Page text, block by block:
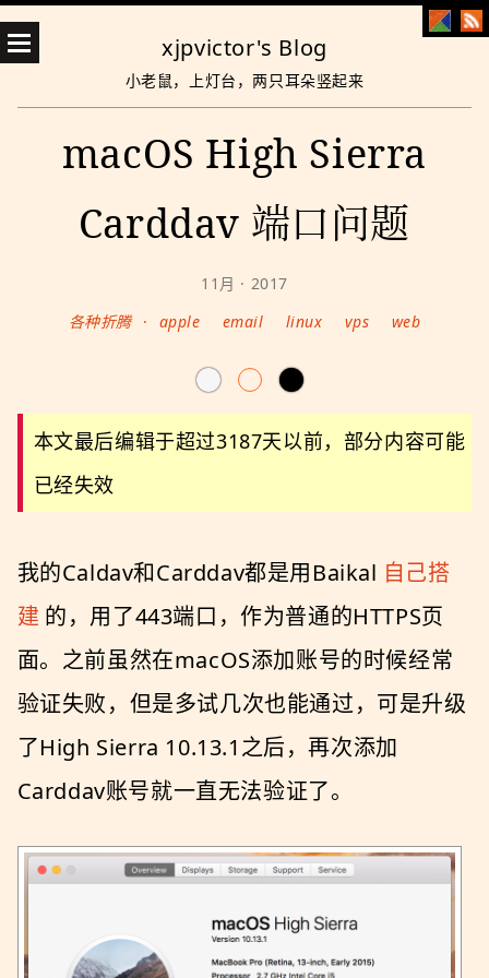
xjpvictor's Blog
小老鼠，上灯台，两只耳朵竖起来
macOS High Sierra
Carddav 端口问题
11月 · 2017
各种折腾 · apple email linux vps web
本文最后编辑于超过3187天以前，部分内容可能
已经失效
我的Caldav和Carddav都是用Baikal 自己搭
建 的，用了443端口，作为普通的HTTPS页
面。之前虽然在macOS添加账号的时候经常
验证失败，但是多试几次也能通过，可是升级
了High Sierra 10.13.1之后，再次添加
Carddav账号就一直无法验证了。